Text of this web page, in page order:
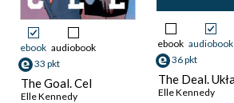
ebook audiobook
33 pkt
The Goal. Cel
Elle Kennedy
ebook audiobook
36 pkt
The Deal.
Elle Kennedy